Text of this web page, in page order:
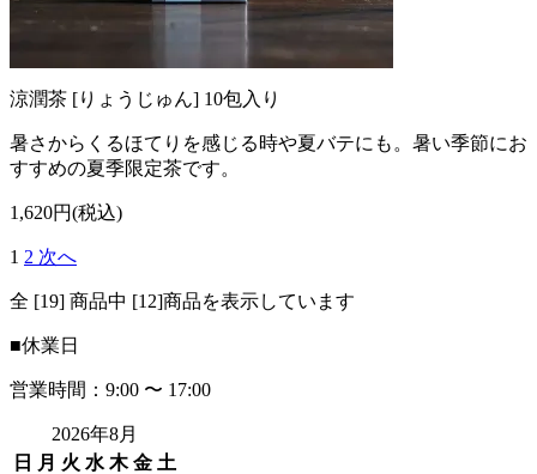
涼潤茶 [りょうじゅん] 10包入り
暑さからくるほてりを感じる時や夏バテにも。暑い季節にお
すすめの夏季限定茶です。
1,620円(税込)
1 2 次へ
全 [19] 商品中 [12]商品を表示しています
■休業日
営業時間：9:00 〜 17:00
2026年8月
日
月 火 水 木 金 土